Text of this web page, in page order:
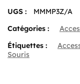
Touch
Noir
UGS :
MMMP3Z/A
Catégories :
Étiquettes :
Souris